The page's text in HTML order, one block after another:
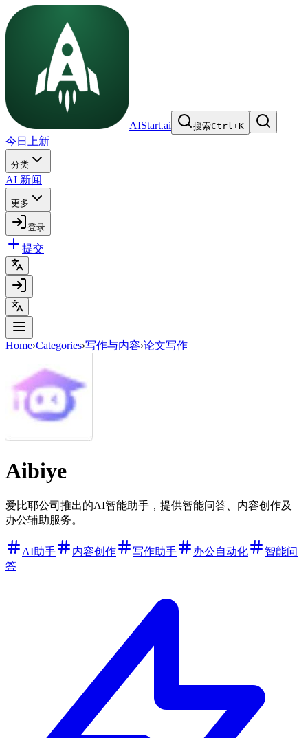
AIStart.ai 搜索Ctrl+K
今日上新
分类
AI 新闻
更多
登录
提交
Home›Categories›写作与内容›论文写作
Aibiye
爱比耶公司推出的AI智能助手，提供智能问答、内容创作及
办公辅助服务。
AI助手 内容创作 写作助手 办公自动化
智能问
答